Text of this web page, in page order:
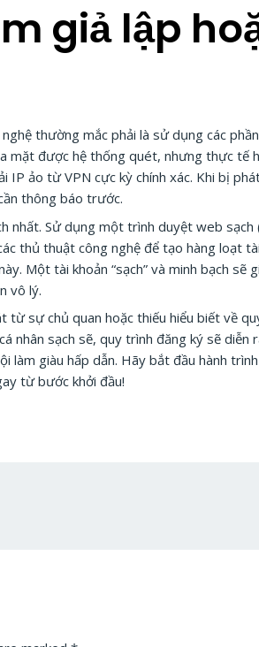
giả lập
thường mắc phải là sử dụng các
mặt được hệ thống quét, nhưng thực tế
IP ảo từ VPN cực kỳ chính xác. Khi bị
thông báo trước.
nhất. Sử dụng một trình duyệt web
thủ thuật công nghệ để tạo hàng loạt
Một tài khoản “sạch” và minh bạch
vô lý.
sự chủ quan hoặc thiếu hiểu biết về
sạch sẽ, quy trình đăng ký sẽ diễn
làm giàu hấp dẫn. Hãy bắt đầu hành
từ bước khởi đầu!